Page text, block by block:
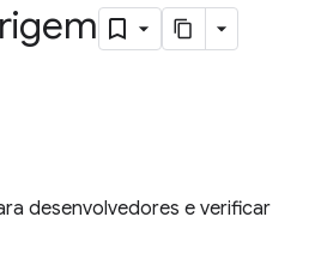
desenvolvedores e verificar